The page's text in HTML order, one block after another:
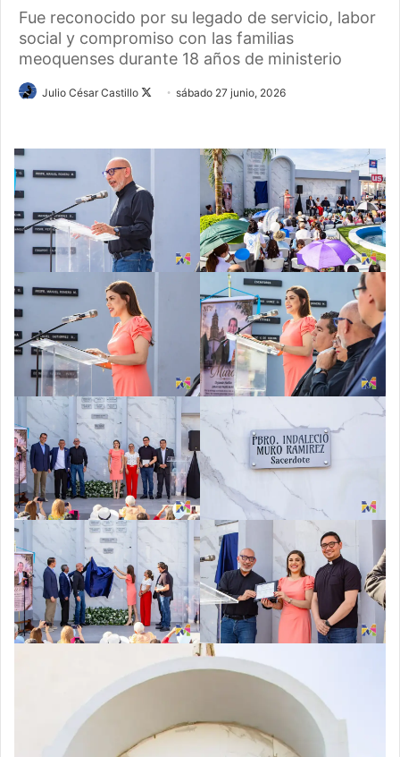
Fue reconocido por su legado de servicio, labor
social y compromiso con las familias
meoquenses durante 18 años de ministerio
Julio César Castillo
Followsábado 27 junio, 2026